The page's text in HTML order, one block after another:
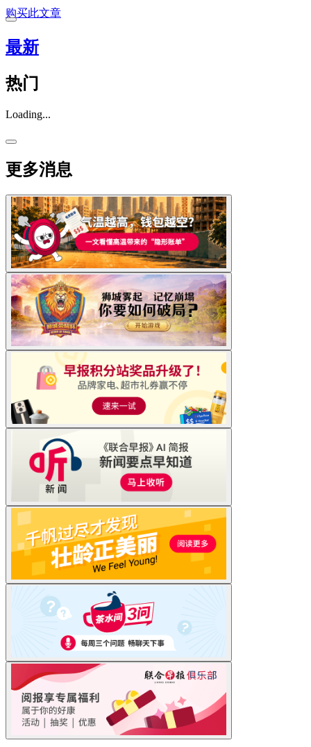
购买此文章
最新
热门
Loading...
更多消息